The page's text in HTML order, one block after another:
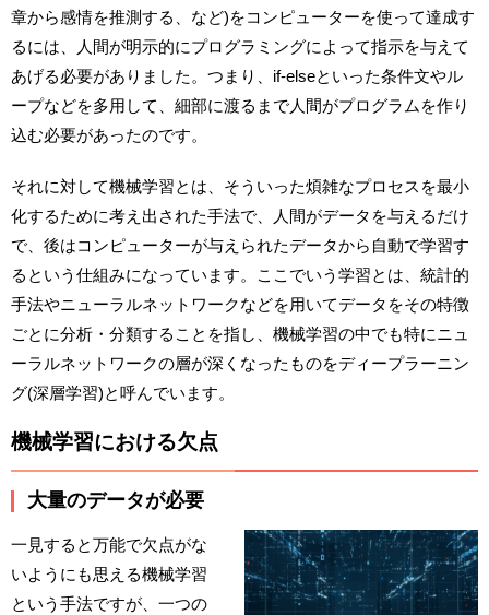
章から感情を推測する、など)をコンピューターを使って達成す
るには、人間が明示的にプログラミングによって指示を与えて
あげる必要がありました。つまり、if-elseといった条件文やル
ープなどを多用して、細部に渡るまで人間がプログラムを作り
込む必要があったのです。
それに対して機械学習とは、そういった煩雑なプロセスを最小
化するために考え出された手法で、人間がデータを与えるだけ
で、後はコンピューターが与えられたデータから自動で学習す
るという仕組みになっています。ここでいう学習とは、統計的
手法やニューラルネットワークなどを用いてデータをその特徴
ごとに分析・分類することを指し、機械学習の中でも特にニュ
ーラルネットワークの層が深くなったものをディープラーニン
グ(深層学習)と呼んでいます。
機械学習における欠点
大量のデータが必要
一見すると万能で欠点がな
いようにも思える機械学習
という手法ですが、一つの